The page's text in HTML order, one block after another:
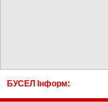
БУСЕЛ Інформ: